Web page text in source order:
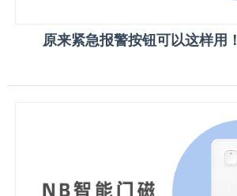
原来紧急报警按钮可以这样用！